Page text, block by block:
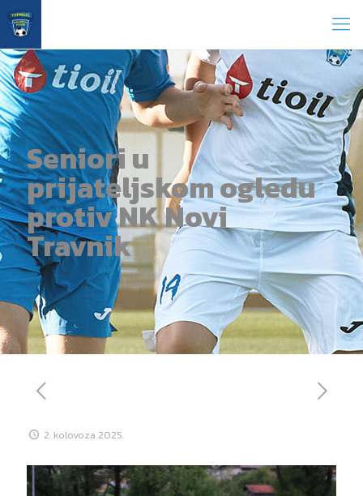
Seniori u
prijateljskom ogledu
protiv NK Novi
Travnik
2. kolovoza 2025.